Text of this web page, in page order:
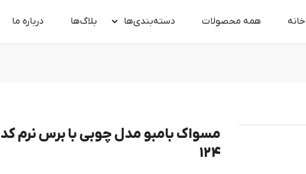
خانه همه محصولات دسته‌بندی‌ها بلاگ‌ها درباره‌ ما
مسواک بامبو مدل چوبی با برس نرم کد
124